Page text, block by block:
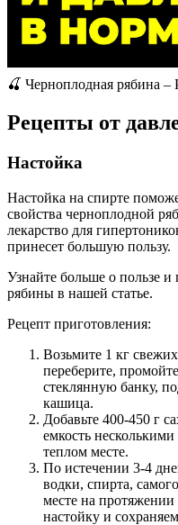
🍒 Черноплодная рябина –
Рецепты от
Настойка
Настойка на спирте
свойства черноплодной
лекарство для
принесет большую пользу.
Узнайте больше о пользе
рябины в нашей статье.
Рецепт приготовления:
Возьмите 1 кг
переберите,
стеклянную банку,
кашица.
Добавьте 400-450 г
емкость
теплом месте.
По истечении 3-4
водки, спирта,
месте на
настойку и